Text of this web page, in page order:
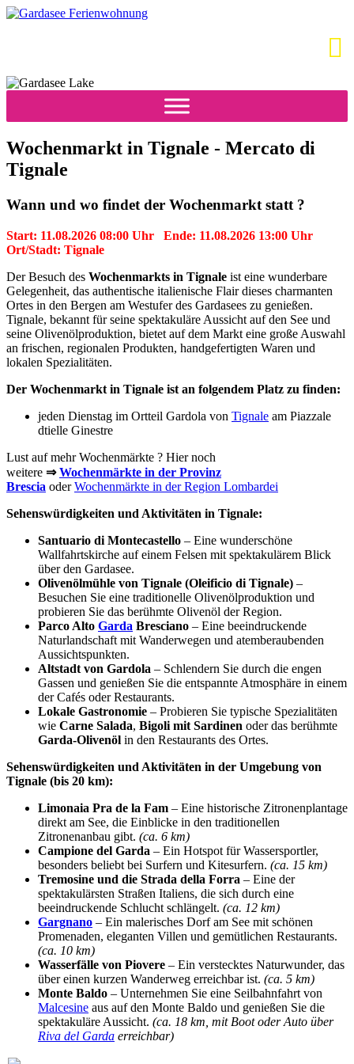
Wochenmarkt in Tignale - Mercato di
Tignale
Wann und wo findet der Wochenmarkt statt ?
Start: 11.08.2026 08:00 Uhr Ende: 11.08.2026 13:00 Uhr
Ort/Stadt: Tignale
Der Besuch des Wochenmarkts in Tignale ist eine wunderbare
Gelegenheit, das authentische italienische Flair dieses charmanten
Ortes in den Bergen am Westufer des Gardasees zu genießen.
Tignale, bekannt für seine spektakuläre Aussicht auf den See und
seine Olivenölproduktion, bietet auf dem Markt eine große Auswahl
an frischen, regionalen Produkten, handgefertigten Waren und
lokalen Spezialitäten.
Der Wochenmarkt in Tignale ist an folgendem Platz zu finden:
jeden Dienstag im Ortteil Gardola von Tignale am Piazzale
dtielle Ginestre
Lust auf mehr Wochenmärkte ? Hier noch
weitere ⇒Wochenmärkte in der Provinz
Brescia oderWochenmärkte in der Region Lombardei
Sehenswürdigkeiten und Aktivitäten in Tignale:
Santuario di Montecastello – Eine wunderschöne
Wallfahrtskirche auf einem Felsen mit spektakulärem Blick
über den Gardasee.
Olivenölmühle von Tignale (Oleificio di Tignale) –
Besuchen Sie eine traditionelle Olivenölproduktion und
probieren Sie das berühmte Olivenöl der Region.
Parco Alto Garda Bresciano – Eine beeindruckende
Naturlandschaft mit Wanderwegen und atemberaubenden
Aussichtspunkten.
Altstadt von Gardola – Schlendern Sie durch die engen
Gassen und genießen Sie die entspannte Atmosphäre in einem
der Cafés oder Restaurants.
Lokale Gastronomie – Probieren Sie typische Spezialitäten
wie Carne Salada, Bigoli mit Sardinen oder das berühmte
Garda-Olivenöl in den Restaurants des Ortes.
Sehenswürdigkeiten und Aktivitäten in der Umgebung von
Tignale (bis 20 km):
Limonaia Pra de la Fam – Eine historische Zitronenplantage
direkt am See, die Einblicke in den traditionellen
Zitronenanbau gibt. (ca. 6 km)
Campione del Garda – Ein Hotspot für Wassersportler,
besonders beliebt bei Surfern und Kitesurfern. (ca. 15 km)
Tremosine und die Strada della Forra – Eine der
spektakulärsten Straßen Italiens, die sich durch eine
beeindruckende Schlucht schlängelt. (ca. 12 km)
Gargnano – Ein malerisches Dorf am See mit schönen
Promenaden, eleganten Villen und gemütlichen Restaurants.
(ca. 10 km)
Wasserfälle von Piovere – Ein verstecktes Naturwunder, das
über einen kurzen Wanderweg erreichbar ist. (ca. 5 km)
Monte Baldo – Unternehmen Sie eine Seilbahnfahrt von
Malcesine aus auf den Monte Baldo und genießen Sie die
spektakuläre Aussicht. (ca. 18 km, mit Boot oder Auto über
Riva del Garda erreichbar)